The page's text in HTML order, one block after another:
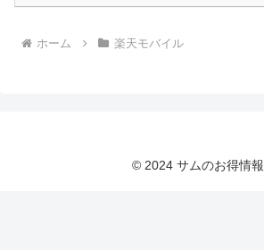
ホーム 楽天モバイル
© 2024 サムのお得情報.